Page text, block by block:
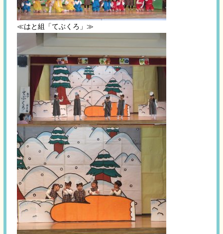
≪はと組「てぶくろ」≫